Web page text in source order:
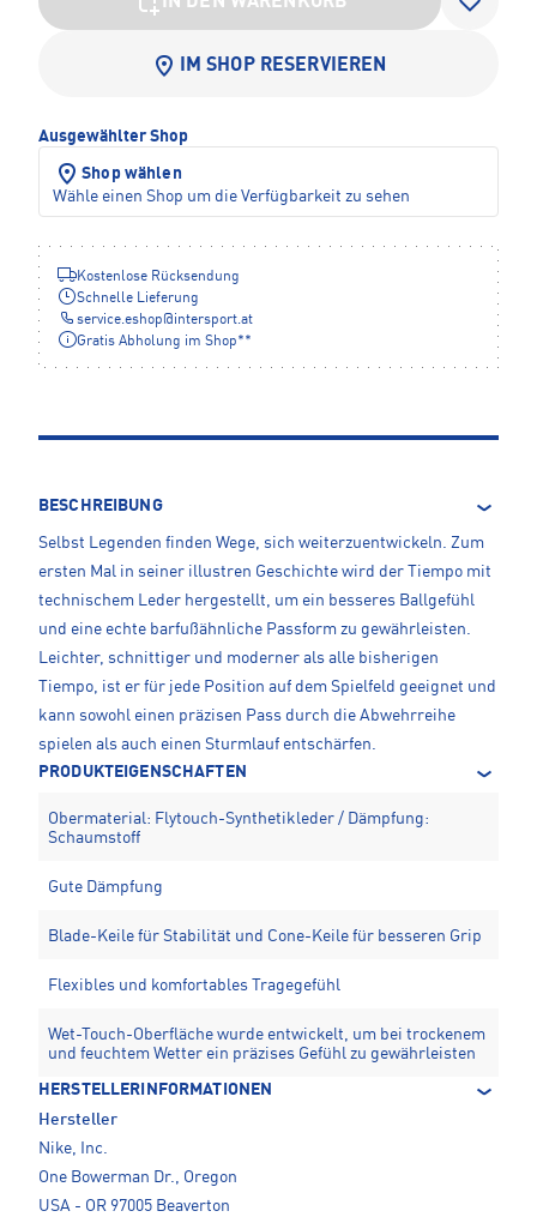
IM SHOP RESERVIEREN
Ausgewählter Shop
Shop wählen
Wähle einen Shop um die Verfügbarkeit zu sehen
Kostenlose Rücksendung
Schnelle Lieferung
service.eshop@ intersport.at
Gratis Abholung im Shop**
BESCHREIBUNG
Selbst Legenden finden Wege, sich weiterzuentwickeln. Zum
ersten Mal in seiner illustren Geschichte wird der Tiempo mit
technischem Leder hergestellt, um ein besseres Ballgefühl
und eine echte barfußähnliche Passform zu gewährleisten.
Leichter, schnittiger und moderner als alle bisherigen
Tiempo, ist er für jede Position auf dem Spielfeld geeignet und
kann sowohl einen präzisen Pass durch die Abwehrreihe
spielen als auch einen Sturmlauf entschärfen.
PRODUKTEIGENSCHAFTEN
Obermaterial: Flytouch-Synthetikleder / Dämpfung:
Schaumstoff
Gute Dämpfung
Blade-Keile für Stabilität und Cone-Keile für besseren Grip
Flexibles und komfortables Tragegefühl
Wet-Touch-Oberfläche wurde entwickelt, um bei trockenem
und feuchtem Wetter ein präzises Gefühl zu gewährleisten
HERSTELLERINFORMATIONEN
Hersteller
Nike, Inc.
One Bowerman Dr., Oregon
USA - OR 97005 Beaverton